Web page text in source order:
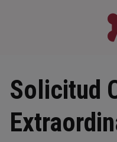
Solicitud